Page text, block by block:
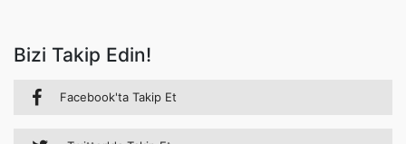
Bizi Takip Edin!
Facebook'ta Takip Et